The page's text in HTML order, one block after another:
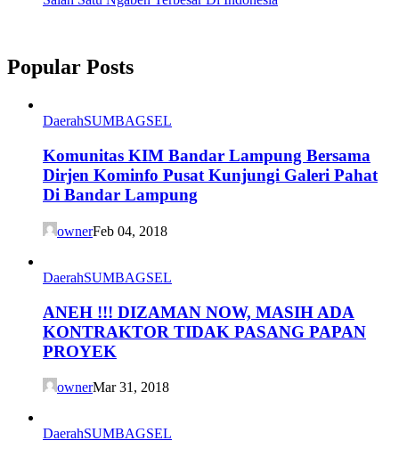
Popular Posts
DaerahSUMBAGSEL
Komunitas KIM Bandar Lampung Bersama
Dirjen Kominfo Pusat Kunjungi Galeri Pahat
Di Bandar Lampung
ownerFeb 04, 2018
DaerahSUMBAGSEL
ANEH !!! DIZAMAN NOW, MASIH ADA
KONTRAKTOR TIDAK PASANG PAPAN
PROYEK
ownerMar 31, 2018
DaerahSUMBAGSEL